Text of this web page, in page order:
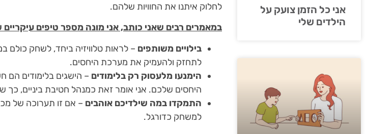
אני כל הזמן צועק על
הילדים שלי
לחלוק איתנו את החוויות שלהם.
במאמרים רבים שאני כותב, אני מונה מספר טיפים עיקריים
בילויים משותפים – לראות טלוויזיה ביחד, לשחק
לתחזק ולהעמיק את מערכת היחסים.
הימנעו מלעסוק רק בלימודים – הישגים בלימודים הם
היחסים שלכם. אני אומר זאת כמנהל חטיבת ביניים,
התמקדו במה שילדיכם אוהבים – אם זו תערוכה של
למשחק כדורגל.